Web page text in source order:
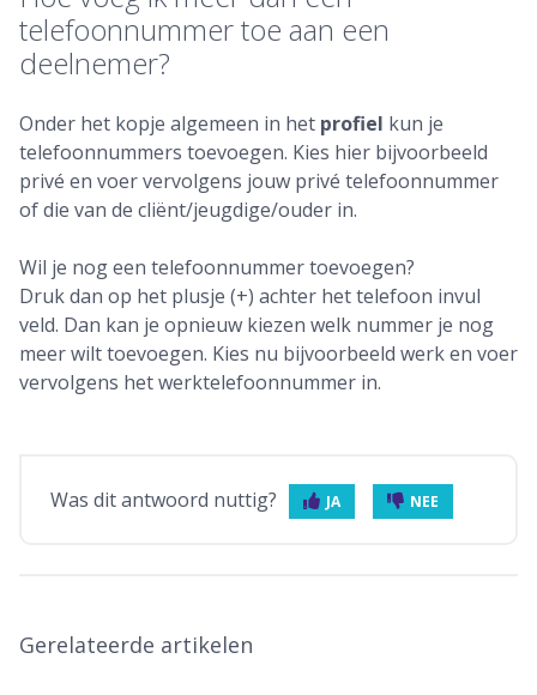
telefoonnummer toe aan een
deelnemer?
Onder het kopje algemeen in het profiel kun je
telefoonnummers toevoegen. Kies hier bijvoorbeeld
privé en voer vervolgens jouw privé telefoonnummer
of die van de cliënt/jeugdige/ouder in.
Wil je nog een telefoonnummer toevoegen?
Druk dan op het plusje (+) achter het telefoon invul
veld. Dan kan je opnieuw kiezen welk nummer je nog
meer wilt toevoegen. Kies nu bijvoorbeeld werk en voer
vervolgens het werktelefoonnummer in.
Was dit antwoord nuttig? JA NEE
Gerelateerde artikelen